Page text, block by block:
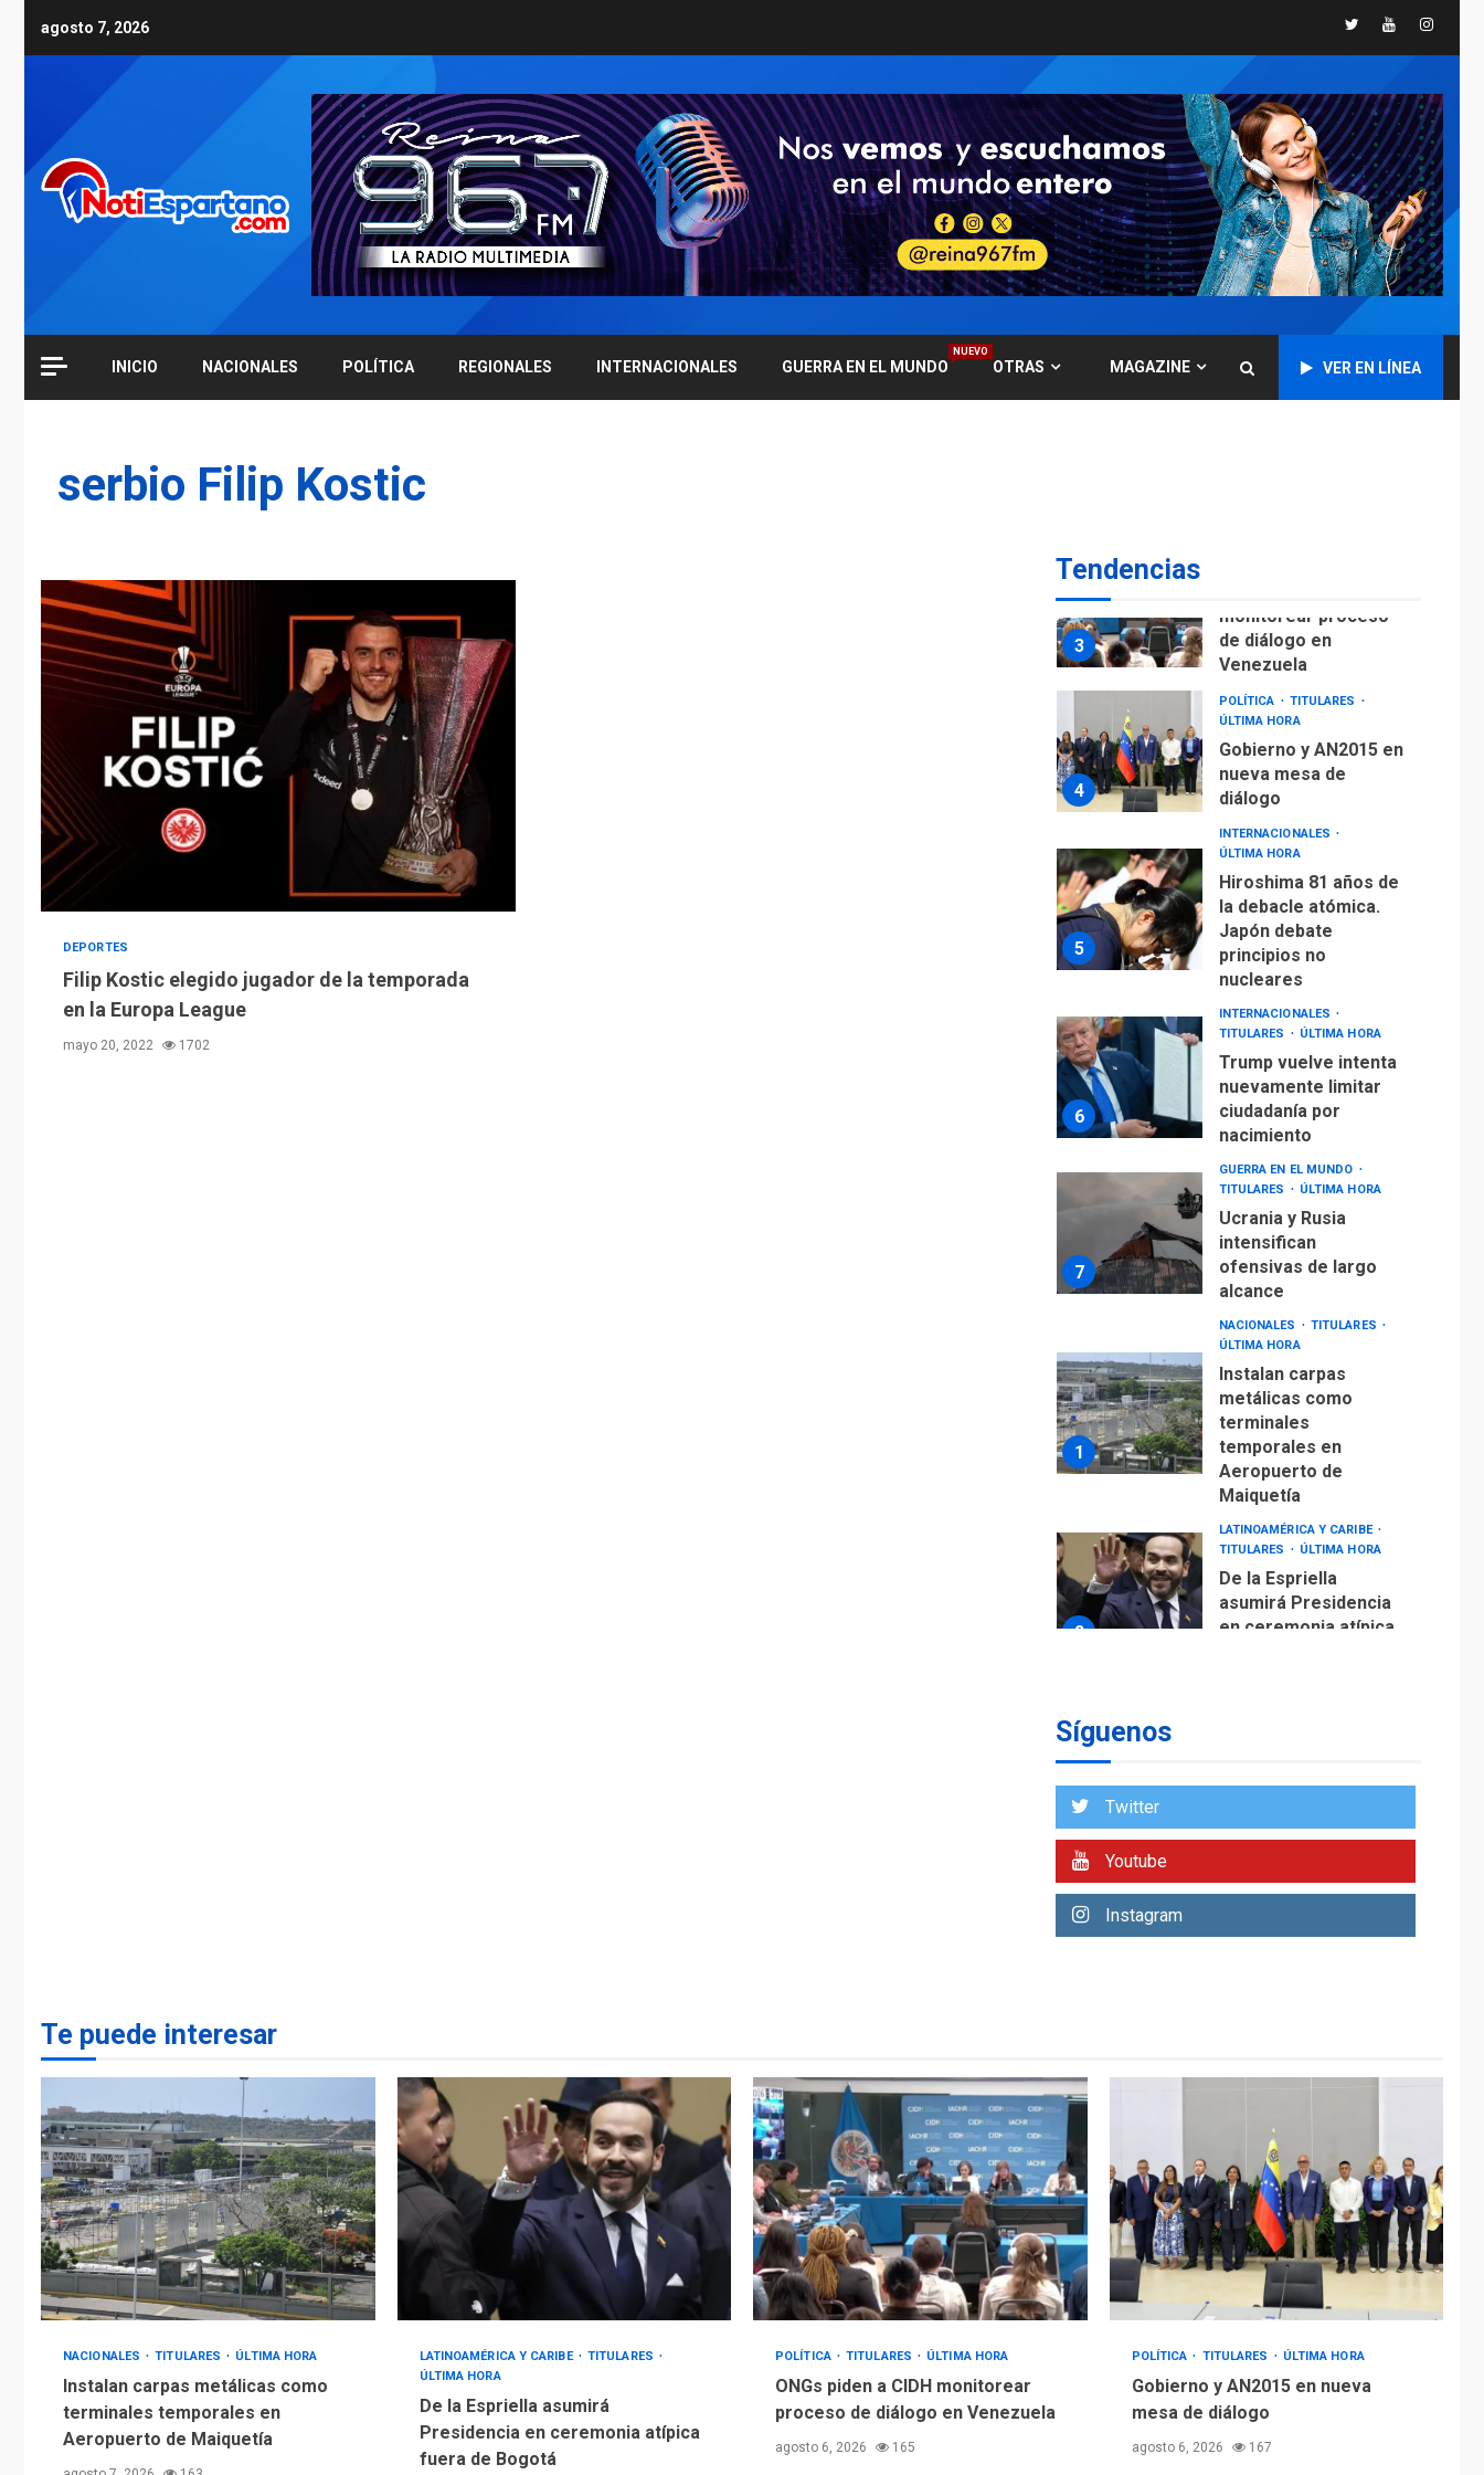
agosto 7, 2026 TwitterYoutube
INICIO NACIONALES POLÍTICA REGIONALES INTERNACIONALES GUERRA EN EL MUNDO
NUEVO
OTRAS MAGAZINE VER EN LÍNEA
serbio Filip Kostic
DEPORTES
Filip Kostic elegido jugador de la temporada
en la Europa League
mayo 20, 2022 1702
Tendencias
7
GUERRA EN EL MUNDO
Ucrania y Rusia
intensifican
ofensivas de largo
alcance
NACIONALES
TITULARES
ÚLTIMA HORA
Instalan carpas
metálicas como
terminales
Aeropuerto de
3
monitorear proceso
de diálogo en
Venezuela
4
POLÍTICA
TITULARES
ÚLTIMA HORA
Gobierno y AN2015 en
nueva mesa de
diálogo
5
INTERNACIONALES
ÚLTIMA HORA
Hiroshima 81 años de
la debacle atómica.
Japón debate
principios no
nucleares
6
INTERNACIONALES
TITULARES
ÚLTIMA HORA
Trump vuelve intenta
nuevamente limitar
ciudadanía por
nacimiento
7
GUERRA EN EL MUNDO
TITULARES
ÚLTIMA HORA
Ucrania y Rusia
intensifican
ofensivas de largo
alcance
1
NACIONALES
TITULARES
ÚLTIMA HORA
Instalan carpas
metálicas como
terminales
temporales en
Aeropuerto de
Maiquetía
2
LATINOAMÉRICA Y CARIBE
TITULARES
ÚLTIMA HORA
De la Espriella
asumirá Presidencia
en ceremonia atípica
3
de diálogo en
4
POLÍTICA
TITULARES
Gobierno y AN2015 en
diálogo
5
Japón debate
Síguenos
Twitter
Youtube
Instagram
Te puede interesar
NACIONALES TITULARES ÚLTIMA HORA
Instalan carpas metálicas como
terminales temporales en
Aeropuerto de Maiquetía
LATINOAMÉRICA Y CARIBE
TITULARES
ÚLTIMA HORA
De la Espriella asumirá
Presidencia en ceremonia atípica
fuera de Bogotá
POLÍTICA TITULARES ÚLTIMA HORA
ONGs piden a CIDH monitorear
proceso de diálogo en Venezuela
agosto 6, 2026 165
POLÍTICA TITULARES ÚLTIMA HORA
Gobierno y AN2015 en nueva
mesa de diálogo
agosto 6, 2026 167